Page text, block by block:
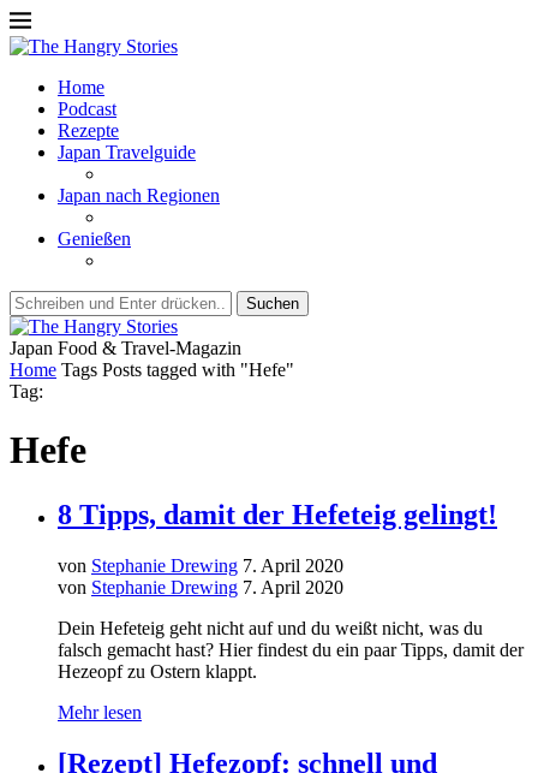
Home
Podcast
Rezepte
Japan Travelguide
Japan nach Regionen
Genießen
Suchen
Japan Food & Travel-Magazin
Home Tags Posts tagged with "Hefe"
Tag:
Hefe
8 Tipps, damit der Hefeteig gelingt!
von Stephanie Drewing 7. April 2020
von Stephanie Drewing 7. April 2020
Dein Hefeteig geht nicht auf und du weißt nicht, was du
falsch gemacht hast? Hier findest du ein paar Tipps, damit der
Hezeopf zu Ostern klappt.
Mehr lesen
[Rezept] Hefezopf: schnell und